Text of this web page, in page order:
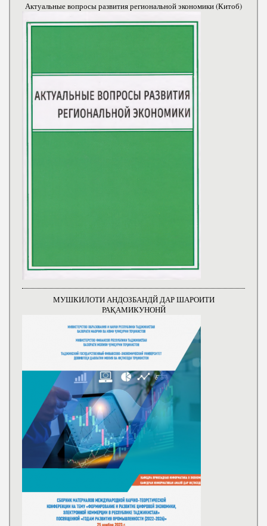
Актуальные вопросы развития региональной экономики (Китоб)
МУШКИЛОТИ АНДОЗБАНДЙ ДАР ШАРОИТИ
РАҚАМИКУНОНЙ